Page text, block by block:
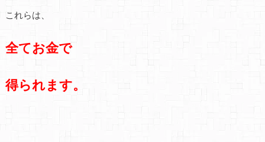
これらは、
全てお金で
得られます。